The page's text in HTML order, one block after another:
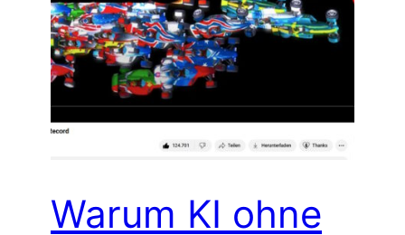
Warum KI ohne